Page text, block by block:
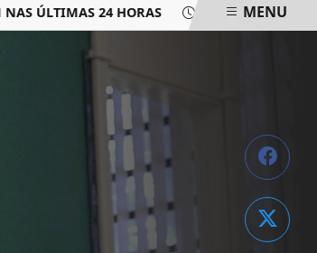
24 HORAS LAUDO APONTA QUE
MENU